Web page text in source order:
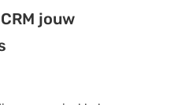
jouw